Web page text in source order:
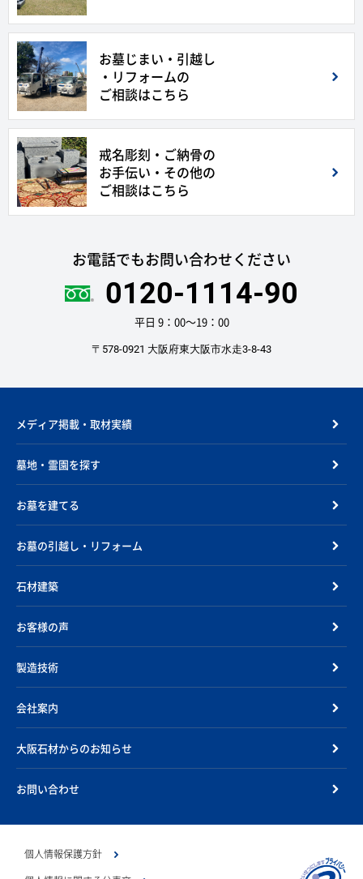
お墓じまい・引越し
・リフォームの
ご相談はこちら
戒名彫刻・ご納骨の
お手伝い・その他の
ご相談はこちら
お電話でもお問い合わせください
0120-1114-90
平日 9：00〜19：00
〒578-0921 大阪府東大阪市水走3-8-43
メディア掲載・取材実績
墓地・霊園を探す
お墓を建てる
お墓の引越し・リフォーム
石材建築
お客様の声
製造技術
会社案内
大阪石材からのお知らせ
お問い合わせ
個人情報保護方針